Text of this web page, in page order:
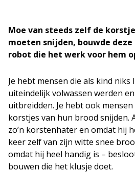
Moe van steeds zelf de
moeten snijden, bouwde
robot die het werk voor hem
Je hebt mensen die als kind niks
uiteindelijk volwassen werden
uitbreidden. Je hebt ook
korstjes van hun brood snijden.
zo’n korstenhater en omdat hij
keer zelf van zijn witte snee
omdat hij heel handig is –
bouwen die het klusje doet.